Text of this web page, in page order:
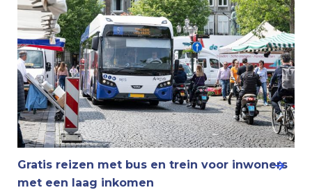
Gratis reizen met bus en trein voor inwoners
met een laag inkomen